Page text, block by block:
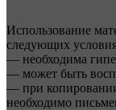
Использование
следующих
— необходима
— может быть
— при
необходимо